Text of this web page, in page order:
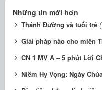
Những tin mới hơn
Thánh Đường và tuổi trẻ
Giải pháp nào cho miền
CN 1 MV A – 5 phút Lời
Niềm Hy Vọng: Ngày